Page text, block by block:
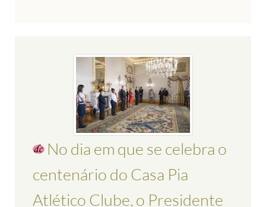
No dia em que se celebra o
centenário do Casa Pia
Atlético Clube, o Presidente